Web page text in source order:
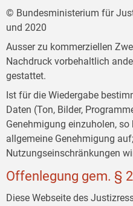
© Bundesministerium für
und 2020
Ausser zu kommerziellen
Nachdruck vorbehaltlich
gestattet.
Ist für die Wiedergabe
Daten (Ton, Bilder,
Genehmigung einzuholen,
allgemeine Genehmigung
Nutzungseinschränkungen
Offenlegung gem. §
Diese Webseite des